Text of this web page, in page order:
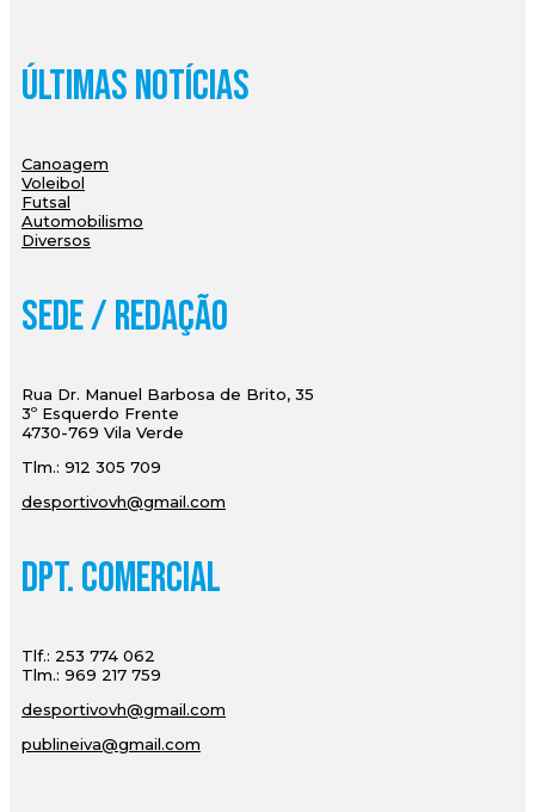
Últimas Notícias
Canoagem
Voleibol
Futsal
Automobilismo
Diversos
Sede / Redação
Rua Dr. Manuel Barbosa de Brito, 35
3º Esquerdo Frente
4730-769 Vila Verde
Tlm.: 912 305 709
desportivovh@gmail.com
Dpt. Comercial
Tlf.: 253 774 062
Tlm.: 969 217 759
desportivovh@gmail.com
publineiva@gmail.com